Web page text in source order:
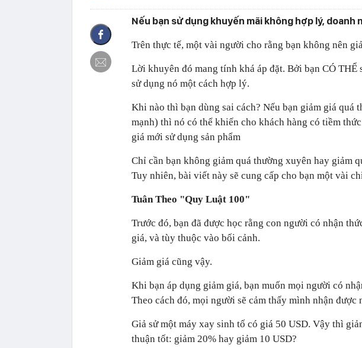
Nếu bạn sử dụng khuyến mãi không hợp lý, doanh
Trên thực tế, một vài người cho rằng bạn không nên
Lời khuyên đó mang tính khá áp đặt. Bởi bạn CÓ
sử dụng nó một cách hợp lý.
Khi nào thì bạn dùng sai cách? Nếu bạn giảm giá quá
mạnh) thì nó có thể khiến cho khách hàng có tiềm
giá mới sử dụng sản phẩm
Chỉ cần bạn không giảm quá thường xuyên hay giảm
Tuy nhiên, bài viết này sẽ cung cấp cho bạn một vài
Tuân Theo "Quy Luật 100"
Trước đó, bạn đã được học rằng con người có nhận
giá, và tùy thuộc vào bối cảnh.
Giảm giá cũng vậy.
Khi bạn áp dụng giảm giá, bạn muốn mọi người có
Theo cách đó, mọi người sẽ cảm thấy mình nhận
Giả sử một máy xay sinh tố có giá 50 USD. Vậy thì
thuận tốt: giảm 20% hay giảm 10 USD?